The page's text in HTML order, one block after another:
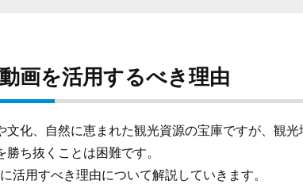
画を活用するべき理由
化、自然に恵まれた観光資源の宝庫ですが、観光
ち抜くことは困難です。
用すべき理由について解説していきます。